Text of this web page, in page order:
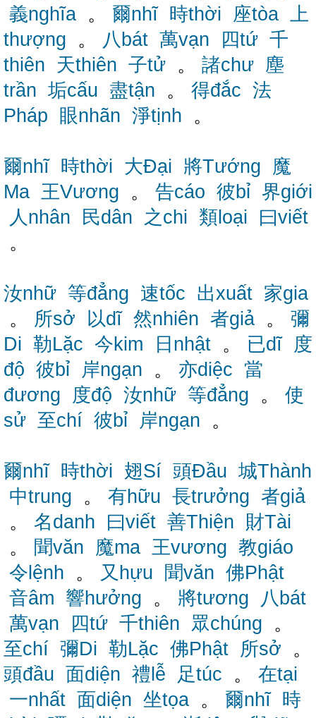
義nghĩa 。 爾nhĩ 時thời 座tòa 上
thượng 。 八bát 萬vạn 四tứ 千
thiên
天thiên 子tử 。 諸chư 塵
trần 垢cấu 盡tận 。 得đắc 法
Pháp
眼nhãn 淨tịnh 。
爾nhĩ 時thời 大Đại 將Tướng
魔
Ma 王Vương 。 告cáo 彼bỉ 界giới
人nhân
民dân 之chi 類loại
曰viết
。
汝nhữ 等đẳng 速tốc 出xuất 家gia
。 所sở 以dĩ 然nhiên 者giả 。 彌
Di 勒Lặc 今kim 日nhật 。 已dĩ
度
độ 彼bỉ 岸ngạn 。 亦diệc 當
đương
度độ 汝nhữ 等đẳng 。 使
sử 至chí 彼bỉ 岸ngạn 。
爾nhĩ 時thời 翅Sí 頭Đầu 城Thành
中trung 。 有hữu 長trưởng 者giả
。 名danh 曰viết 善Thiện
財Tài
。 聞văn 魔ma 王vương 教giáo
令lệnh 。 又hựu 聞văn 佛Phật
音âm 響hưởng 。 將tương
八bát
萬vạn
四tứ 千thiên 眾chúng 。
至chí 彌Di 勒Lặc 佛Phật 所sở 。
頭đầu 面diện 禮lễ 足túc 。 在tại
一nhất 面diện 坐tọa 。 爾nhĩ 時